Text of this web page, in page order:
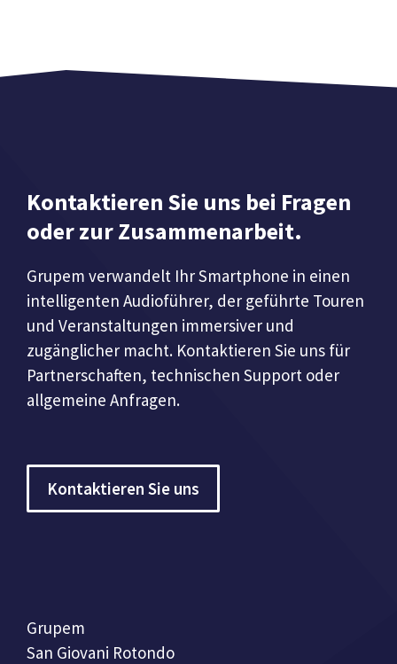
Kontaktieren Sie uns bei Fragen
oder zur Zusammenarbeit.
Grupem verwandelt Ihr Smartphone in einen
intelligenten Audioführer, der geführte Touren
und Veranstaltungen immersiver und
zugänglicher macht. Kontaktieren Sie uns für
Partnerschaften, technischen Support oder
allgemeine Anfragen.
Kontaktieren Sie uns
Grupem
San Giovani Rotondo